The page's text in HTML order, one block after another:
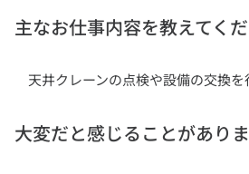
主なお仕事内容を教えてくだ
天井クレーンの点検や設備の交換を
大変だと感じることがありま